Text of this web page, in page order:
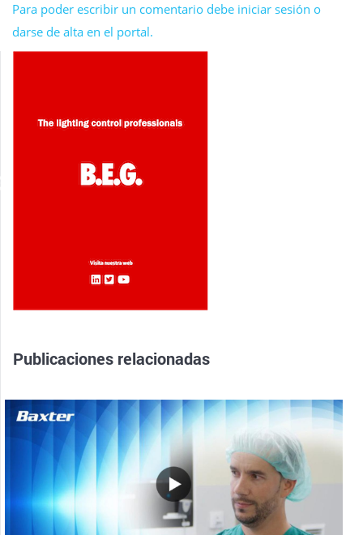
Para poder escribir un comentario debe iniciar sesión o
darse de alta en el portal.
Publicaciones relacionadas